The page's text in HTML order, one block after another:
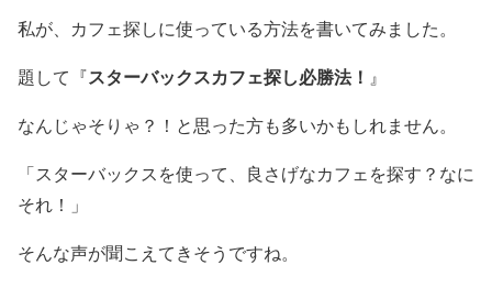
私が、カフェ探しに使っている方法を書いてみました。
題して『スターバックスカフェ探し必勝法！ 』
なんじゃそりゃ？！と思った方も多いかもしれません。
「スターバックスを使って、良さげなカフェを探す？なに
それ！」
そんな声が聞こえてきそうですね。